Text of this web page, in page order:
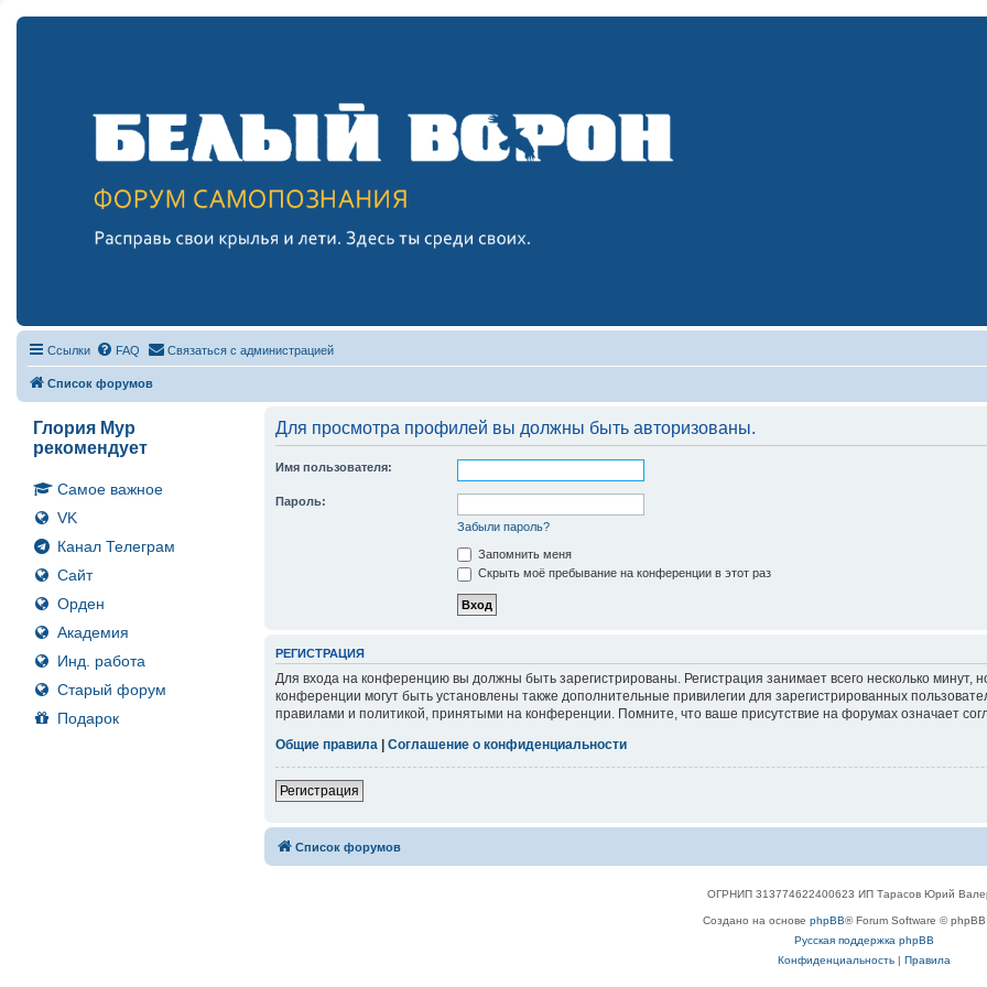
Ссылки FAQ Связаться с администрацией
Список форумов
Глория Мур
рекомендует
Самое важное
VK
Канал Телеграм
Сайт
Орден
Академия
Инд. работа
Старый форум
Подарок
Для просмотра профилей вы должны быть авторизованы.
Имя пользователя:
Пароль:
Забыли пароль?
Запомнить меня
Скрыть моё пребывание на конференции в этот раз
РЕГИСТРАЦИЯ
Для входа на конференцию вы должны быть зарегистрированы. Регистрация занимает всего несколько
конференции могут быть установлены также дополнительные привилегии для зарегистрированных
правилами и политикой, принятыми на конференции. Помните, что ваше присутствие на форумах означает
Общие правила |Соглашение о конфиденциальности
Регистрация
Список форумов
ОГРНИП 313774622400623 ИП Тарасов Юрий
Создано на основеphpBB® Forum Software © phpBB
Русская поддержка phpBB
Конфиденциальность |Правила